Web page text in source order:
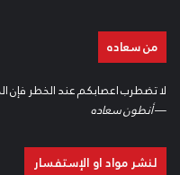
ماريانا أبي مرش.
من سعاده
لا تضطرب اعصابكم عند الخطر فإن
—أنطون سعاده
لنشر مواد او الإستفسار